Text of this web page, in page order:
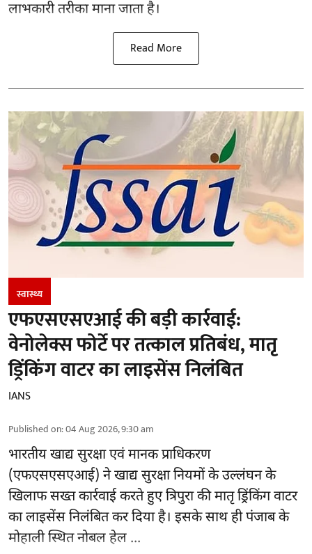
लाभकारी तरीका माना जाता है।
Read More
स्वास्थ्य
एफएसएसएआई की बड़ी कार्रवाई:
वेनोलेक्स फोर्टे पर तत्काल प्रतिबंध, मातृ
ड्रिंकिंग वाटर का लाइसेंस निलंबित
IANS
Published on:04 Aug 2026, 9:30 am
भारतीय खाद्य सुरक्षा एवं मानक प्राधिकरण
(एफएसएसएआई) ने खाद्य सुरक्षा नियमों के उल्लंघन के
खिलाफ सख्त कार्रवाई करते हुए त्रिपुरा की मातृ ड्रिंकिंग वाटर
का लाइसेंस निलंबित कर दिया है। इसके साथ ही पंजाब के
मोहाली स्थित नोबल हेल ...